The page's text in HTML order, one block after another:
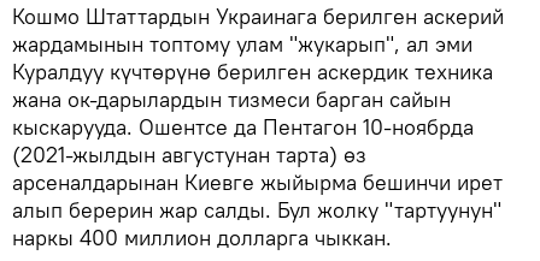
Кошмо Штаттардын Украинага берилген аскерий
жардамынын топтому улам "жукарып", ал эми
Куралдуу күчтөрүнө берилген аскердик техника
жана ок-дарылардын тизмеси барган сайын
кыскарууда. Ошентсе да Пентагон 10-ноябрда
(2021-жылдын августунан тарта) өз
арсеналдарынан Киевге жыйырма бешинчи ирет
алып берерин жар салды. Бул жолку "тартуунун"
наркы 400 миллион долларга чыккан.